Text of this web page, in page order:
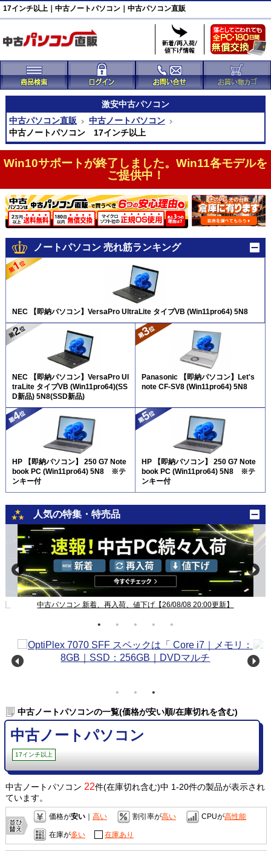
17インチ以上｜中古ノートパソコン｜中古パソコン直販
激安中古パソコン
中古パソコン直販
中古ノートパソコン
中古ノートパソコン 17インチ以上
Win10サポートが終了しました。Win11各モデルを
ご提供中！
ノートパソコン 売れ筋ランキング
NEC 【即納パソコン】VersaPro UltraLite タイプVB (Win11pro64) 5N8
NEC 【即納パソコン】VersaPro Ul
traLite タイプVB (Win11pro64)(SS
D新品) 5N8(SSD新品)
Panasonic 【即納パソコン】Let's
note CF-SV8 (Win11pro64) 5N8
HP 【即納パソコン】 250 G7 Note
book PC (Win11pro64) 5N8 ※テ
ンキー付
HP 【即納パソコン】 250 G7 Note
book PC (Win11pro64) 5N8 ※テ
ンキー付
人気の特集・特売品
中古パソコン 新着、再入荷、値下げ【26/08/08 20:00更新】
中古ノートパソコンの一覧(価格が安い順/在庫切れを含む)
中古ノートパソコン
17インチ以上
中古ノートパソコン 22件(在庫切れ含む)中 1-20件の製品が表示され
ています。
価格が安い｜ 高い 割引率が高い CPUが高性能
在庫が多い 在庫あり